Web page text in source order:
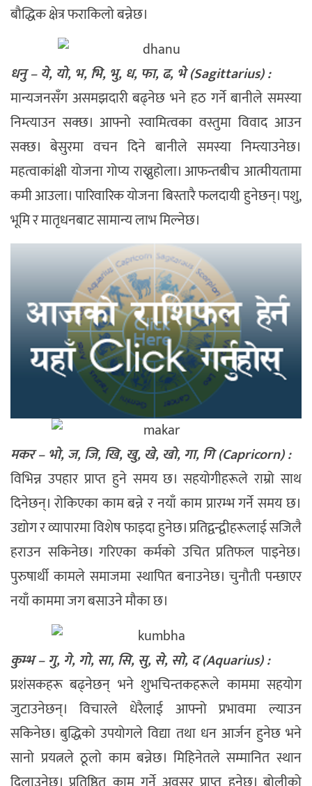
बौद्धिक क्षेत्र फराकिलो बन्नेछ।
धनु – ये, यो, भ, भि, भु, ध, फा, ढ, भे (Sagittarius) :
मान्यजनसँग असमझदारी बढ्नेछ भने हठ गर्ने बानीले समस्या
निम्त्याउन सक्छ। आफ्नो स्वामित्वका वस्तुमा विवाद आउन
सक्छ। बेसुरमा वचन दिने बानीले समस्या निम्त्याउनेछ।
महत्वाकांक्षी योजना गोप्य राख्नुहोला। आफन्तबीच आत्मीयतामा
कमी आउला। पारिवारिक योजना बिस्तारै फलदायी हुनेछन्। पशु,
भूमि र मातृधनबाट सामान्य लाभ मिल्नेछ।
मकर – भो, ज, जि, खि, खु, खे, खो, गा, गि (Capricorn) :
विभिन्न उपहार प्राप्त हुने समय छ। सहयोगीहरूले राम्रो साथ
दिनेछन्। रोकिएका काम बन्ने र नयाँ काम प्रारम्भ गर्ने समय छ।
उद्योग र व्यापारमा विशेष फाइदा हुनेछ। प्रतिद्वन्द्वीहरूलाई सजिलै
हराउन सकिनेछ। गरिएका कर्मको उचित प्रतिफल पाइनेछ।
पुरुषार्थी कामले समाजमा स्थापित बनाउनेछ। चुनौती पन्छाएर
नयाँ काममा जग बसाउने मौका छ।
कुम्भ – गु, गे, गो, सा, सि, सु, से, सो, द (Aquarius) :
प्रशंसकहरू बढ्नेछन् भने शुभचिन्तकहरूले काममा सहयोग
जुटाउनेछन्। विचारले धेरैलाई आफ्नो प्रभावमा ल्याउन
सकिनेछ। बुद्धिको उपयोगले विद्या तथा धन आर्जन हुनेछ भने
सानो प्रयत्नले ठूलो काम बन्नेछ। मिहिनेतले सम्मानित स्थान